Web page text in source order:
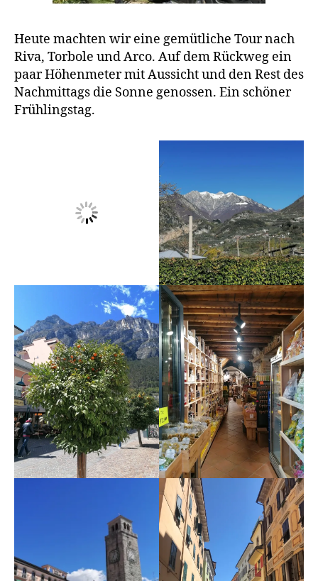
Heute machten wir eine gemütliche Tour nach
Riva, Torbole und Arco. Auf dem Rückweg ein
paar Höhenmeter mit Aussicht und den Rest des
Nachmittags die Sonne genossen. Ein schöner
Frühlingstag.